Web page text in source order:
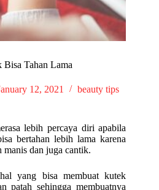
Tahan Lama
12, 2021 beauty tips
lebih percaya diri apabila
bertahan lebih lama karena
manis dan juga cantik.
yang bisa membuat kutek
patah sehingga membuatnya